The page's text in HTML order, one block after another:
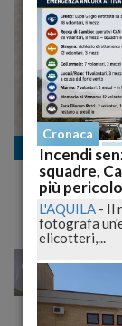
Cronaca
Grave
Cronaca
Incendi
squadre,
più
L'AQUILA - Il
fotografa
elicotteri,...